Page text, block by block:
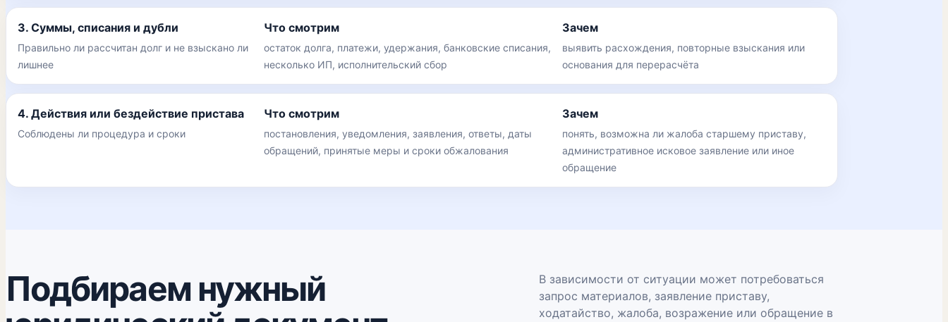
3. Суммы, списания и дубли
Правильно ли рассчитан долг и не взыскано ли
лишнее
Что смотрим
остаток долга, платежи, удержания, банковские списания,
несколько ИП, исполнительский сбор
Зачем
выявить расхождения, повторные взыскания или
основания для перерасчёта
4. Действия или бездействие пристава
Соблюдены ли процедура и сроки
Что смотрим
постановления, уведомления, заявления, ответы, даты
обращений, принятые меры и сроки обжалования
Зачем
понять, возможна ли жалоба старшему приставу,
административное исковое заявление или иное
обращение
Подбираем нужный
В зависимости от ситуации может потребоваться
запрос материалов, заявление приставу,
ходатайство, жалоба, возражение или обращение в